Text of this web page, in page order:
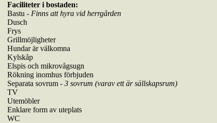
Faciliteter i bostaden:
Bastu - Finns att hyra vid herrgården
Dusch
Frys
Grillmöjligheter
Hundar är välkomna
Kylskåp
Elspis och mikrovågsugn
Rökning inomhus förbjuden
Separata sovrum - 3 sovrum (varav ett är sällskapsrum)
TV
Utemöbler
Enklare form av uteplats
WC